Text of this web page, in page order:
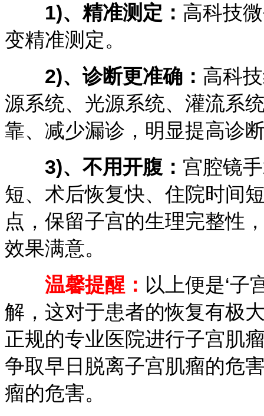
1)、精准测定： 高科技
变精准测定。
2)、诊断更准确： 高科
源系统、光源系统、灌流系
靠、减少漏诊，明显提高诊
3)、不用开腹： 宫腔镜
短、术后恢复快、住院时间
点，保留子宫的生理完整性
效果满意。
温馨提醒： 以上便是‘子
解，这对于患者的恢复有极
正规的专业医院进行子宫肌
争取早日脱离子宫肌瘤的危
瘤的危害。